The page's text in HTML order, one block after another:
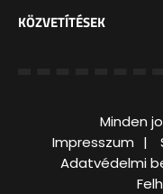
KÖZVETÍTÉSEK
Minden
Impresszum
Adatvédelmi